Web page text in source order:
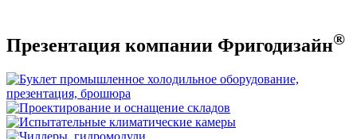
Презентация компании Фригодизайн®